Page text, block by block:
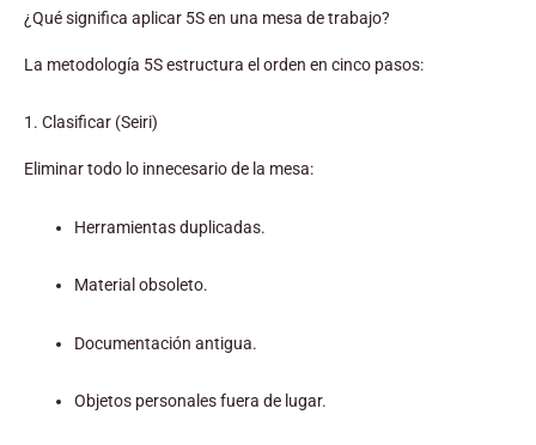
¿Qué significa aplicar 5S en una mesa de trabajo?
La metodología 5S estructura el orden en cinco pasos:
1. Clasificar (Seiri)
Eliminar todo lo innecesario de la mesa:
Herramientas duplicadas.
Material obsoleto.
Documentación antigua.
Objetos personales fuera de lugar.